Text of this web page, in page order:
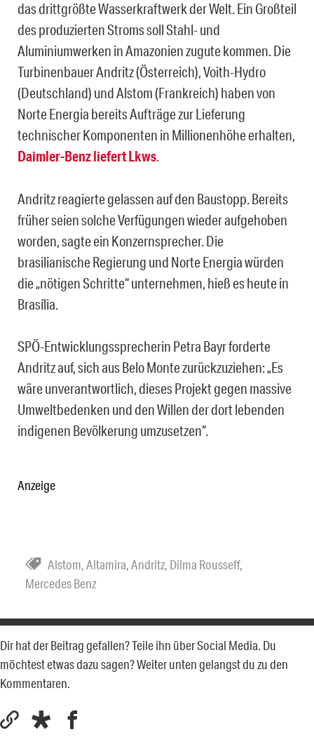
das drittgrößte Wasserkraftwerk der Welt. Ein Großteil
des produzierten Stroms soll Stahl- und
Aluminiumwerken in Amazonien zugute kommen. Die
Turbinenbauer Andritz (Österreich), Voith-Hydro
(Deutschland) und Alstom (Frankreich) haben von
Norte Energia bereits Aufträge zur Lieferung
technischer Komponenten in Millionenhöhe erhalten,
Daimler-Benz liefert Lkws.
Andritz reagierte gelassen auf den Baustopp. Bereits
früher seien solche Verfügungen wieder aufgehoben
worden, sagte ein Konzernsprecher. Die
brasilianische Regierung und Norte Energia würden
die „nötigen Schritte“ unternehmen, hieß es heute in
Brasília.
SPÖ-Entwicklungssprecherin Petra Bayr forderte
Andritz auf, sich aus Belo Monte zurückzuziehen: „Es
wäre unverantwortlich, dieses Projekt gegen massive
Umweltbedenken und den Willen der dort lebenden
indigenen Bevölkerung umzusetzen“.
Anzeige
Alstom,Altamira,Andritz, Dilma Rousseff,
Mercedes Benz
Dir hat der Beitrag gefallen? Teile ihn über Social Media. Du
möchtest etwas dazu sagen? Weiter unten gelangst du zu den
Kommentaren.